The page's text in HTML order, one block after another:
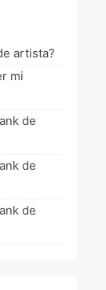
artista?
mi
de
de
de